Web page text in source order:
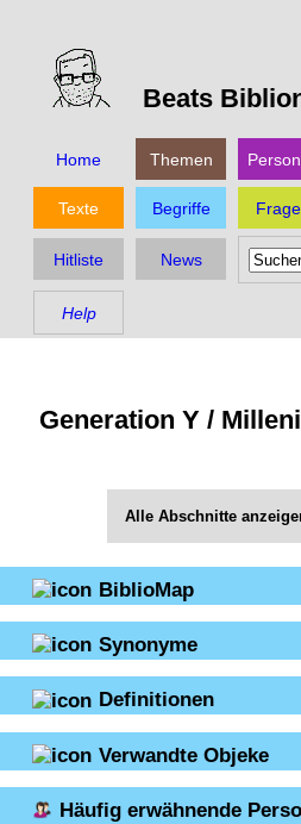
Beats
Home Themen
Texte Begriffe
Hitliste News
Help
Generation Y /
Alle Abschnitte
BiblioMap
Synonyme
Definitionen
Verwandte Objeke
Häufig erwähnende